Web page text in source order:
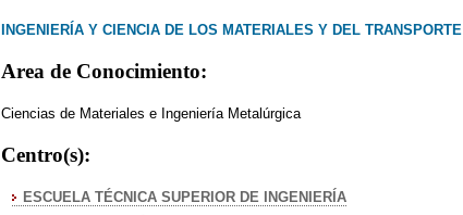
INGENIERÍA Y CIENCIA DE LOS MATERIALES Y DEL TRANSPORTE
Area de Conocimiento:
Ciencias de Materiales e Ingeniería Metalúrgica
Centro(s):
ESCUELA TÉCNICA SUPERIOR DE INGENIERÍA